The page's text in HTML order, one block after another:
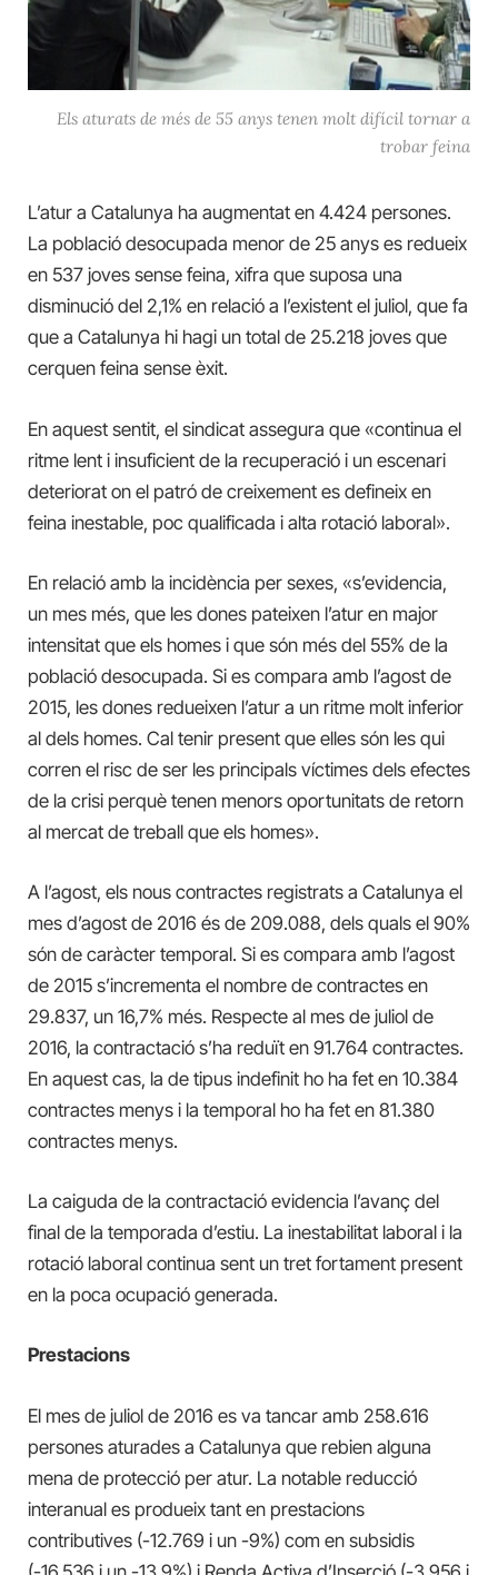
Els aturats de més de 55 anys tenen molt difícil tornar a
trobar feina
L’atur a Catalunya ha augmentat en 4.424 persones.
La població desocupada menor de 25 anys es redueix
en 537 joves sense feina, xifra que suposa una
disminució del 2,1% en relació a l’existent el juliol, que fa
que a Catalunya hi hagi un total de 25.218 joves que
cerquen feina sense èxit.
En aquest sentit, el sindicat assegura que «continua el
ritme lent i insuficient de la recuperació i un escenari
deteriorat on el patró de creixement es defineix en
feina inestable, poc qualificada i alta rotació laboral».
En relació amb la incidència per sexes, «s’evidencia,
un mes més, que les dones pateixen l’atur en major
intensitat que els homes i que són més del 55% de la
població desocupada. Si es compara amb l’agost de
2015, les dones redueixen l’atur a un ritme molt inferior
al dels homes. Cal tenir present que elles són les qui
corren el risc de ser les principals víctimes dels efectes
de la crisi perquè tenen menors oportunitats de retorn
al mercat de treball que els homes».
A l’agost, els nous contractes registrats a Catalunya el
mes d’agost de 2016 és de 209.088, dels quals el 90%
són de caràcter temporal. Si es compara amb l’agost
de 2015 s’incrementa el nombre de contractes en
29.837, un 16,7% més. Respecte al mes de juliol de
2016, la contractació s’ha reduït en 91.764 contractes.
En aquest cas, la de tipus indefinit ho ha fet en 10.384
contractes menys i la temporal ho ha fet en 81.380
contractes menys.
La caiguda de la contractació evidencia l’avanç del
final de la temporada d’estiu. La inestabilitat laboral i la
rotació laboral continua sent un tret fortament present
en la poca ocupació generada.
Prestacions
El mes de juliol de 2016 es va tancar amb 258.616
persones aturades a Catalunya que rebien alguna
mena de protecció per atur. La notable reducció
interanual es produeix tant en prestacions
contributives (-12.769 i un -9%) com en subsidis